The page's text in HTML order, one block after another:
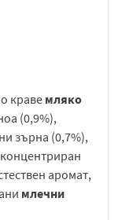
краве мляко
(0,9%),
зърна (0,7%),
аромат,
млечни